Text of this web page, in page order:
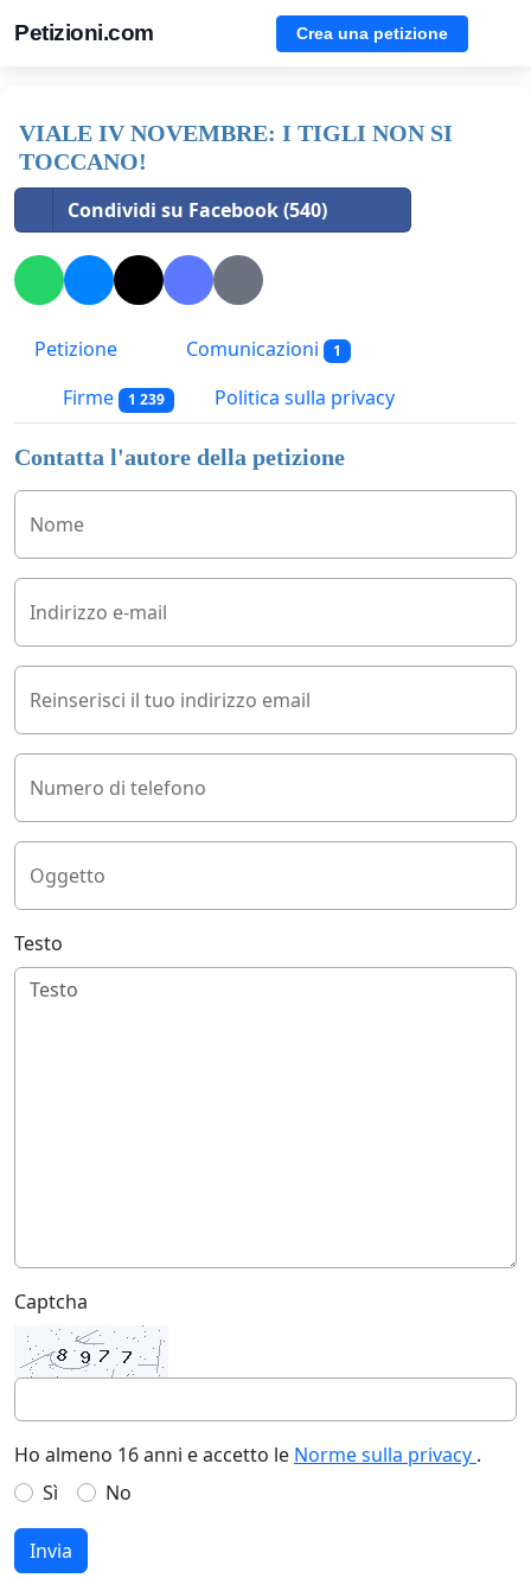
Petizioni.com Crea una petizione
VIALE IV NOVEMBRE: I TIGLI NON SI
TOCCANO!
Condividi su Facebook (540)
Petizione Comunicazioni 1
Firme 1 239 Politica sulla privacy
Contatta l'autore della petizione
Nome
Indirizzo e-mail
Reinserisci il tuo indirizzo email
Numero di telefono
Oggetto
Testo
Captcha
Ho almeno 16 anni e accetto le Norme sulla privacy .
Sì
No
Invia